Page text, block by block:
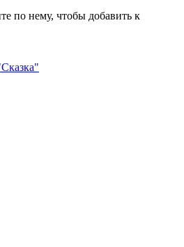
по нему, чтобы добавить к